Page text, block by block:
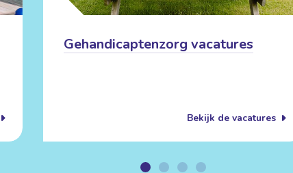
Gehandicaptenzorg vacatures
Bekijk de vacatures